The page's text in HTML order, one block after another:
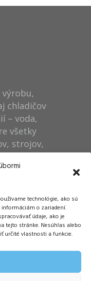
technológie, ako sú
o zariadení.
údaje, ako je
tejto stránke. Nesúhlas alebo
určité vlastnosti a funkcie.
výrobu,
chladičov
– voda,
všetky
strojov,